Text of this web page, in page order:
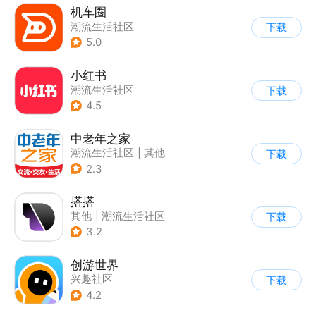
机车圈
潮流生活社区
5.0
下载
小红书
潮流生活社区
4.5
下载
中老年之家
潮流生活社区
其他
2.3
下载
搭搭
其他
潮流生活社区
| 指南针
3.2
下载
创游世界
兴趣社区
4.2
下载